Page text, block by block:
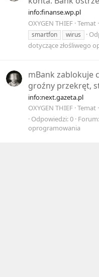
info:finanse.wp.pl
OXYGEN THIEF Temat
smartfon
wirus
dotyczące złośliwego
mBank zablokuje
groźny przekręt,
info:next.gazeta.pl
OXYGEN THIEF Temat
Odpowiedzi: 0 Forum:
oprogramowania